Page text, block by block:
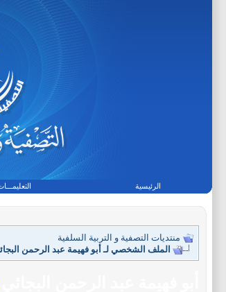
الرئيسية
منتديات التصفية و التربية السلفية
الملف الشخصي لـ أبو فهيمة عبد الرحمن